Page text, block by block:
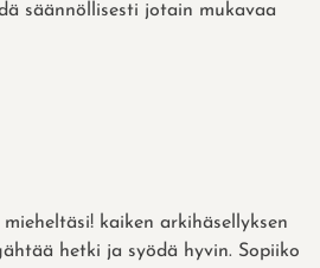
säännöllisesti jotain mukavaa
kaiken arkihäsellyksen
hetki ja syödä hyvin. Sopiiko